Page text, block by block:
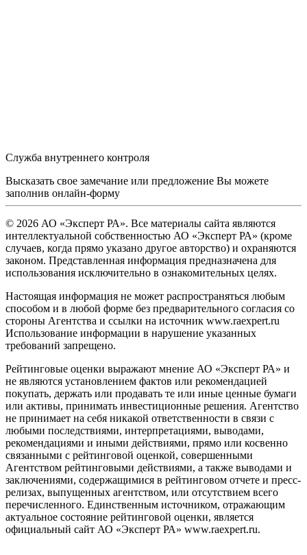
Служба внутреннего контроля
Высказать свое замечание или предложение Вы можете
заполнив онлайн-форму
© 2026 АО «Эксперт РА». Все материалы сайта являются
интеллектуальной собственностью АО «Эксперт РА» (кроме
случаев, когда прямо указано другое авторство) и охраняются
законом. Представленная информация предназначена для
использования исключительно в ознакомительных целях.
Настоящая информация не может распространяться любым
способом и в любой форме без предварительного согласия со
стороны Агентства и ссылки на источник www.raexpert.ru
Использование информации в нарушение указанных
требований запрещено.
Рейтинговые оценки выражают мнение АО «Эксперт РА» и
не являются установлением фактов или рекомендацией
покупать, держать или продавать те или иные ценные бумаги
или активы, принимать инвестиционные решения. Агентство
не принимает на себя никакой ответственности в связи с
любыми последствиями, интерпретациями, выводами,
рекомендациями и иными действиями, прямо или косвенно
связанными с рейтинговой оценкой, совершенными
Агентством рейтинговыми действиями, а также выводами и
заключениями, содержащимися в рейтинговом отчете и пресс-
релизах, выпущенных агентством, или отсутствием всего
перечисленного. Единственным источником, отражающим
актуальное состояние рейтинговой оценки, является
официальный сайт АО «Эксперт РА» www.raexpert.ru.